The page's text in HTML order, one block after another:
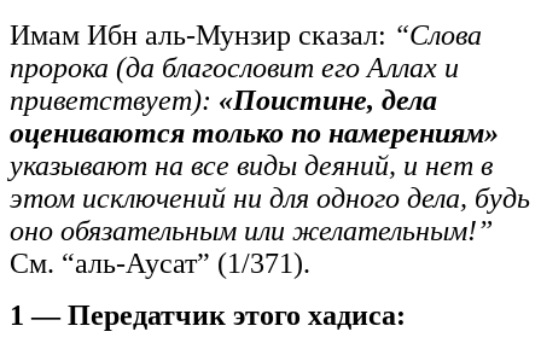
Имам Ибн аль-Мунзир сказал: “Слова
пророка (да благословит его Аллах и
приветствует): «Поистине, дела
оцениваются только по намерениям»
указывают на все виды деяний, и нет в
этом исключений ни для одного дела, будь
оно обязательным или желательным!”
См. “аль-Аусат” (1/371).
1 — Передатчик этого хадиса: